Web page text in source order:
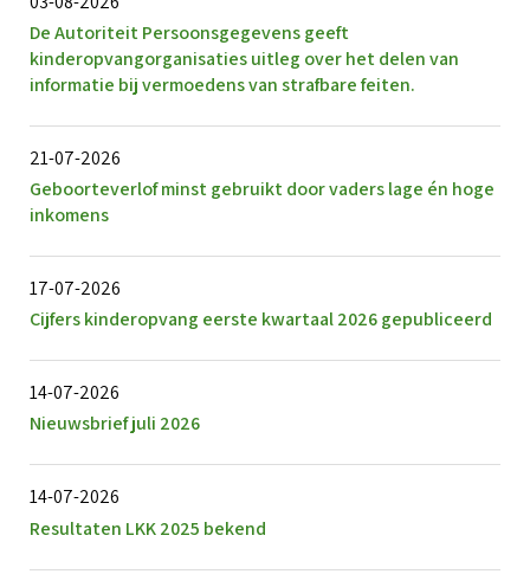
De Autoriteit Persoonsgegevens geeft
kinderopvangorganisaties uitleg over het delen van
informatie bij vermoedens van strafbare feiten.
21-07-2026
Geboorteverlof minst gebruikt door vaders lage én hoge
inkomens
17-07-2026
Cijfers kinderopvang eerste kwartaal 2026 gepubliceerd
14-07-2026
Nieuwsbrief juli 2026
14-07-2026
Resultaten LKK 2025 bekend